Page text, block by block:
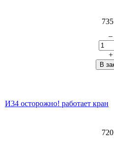
735
–
+
И34 осторожно! работает кран
720